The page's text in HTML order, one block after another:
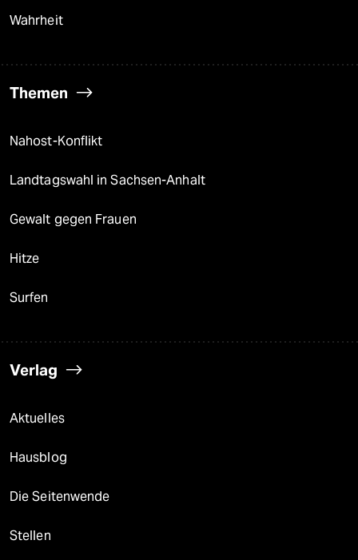
Wahrheit
Themen
Nahost-Konflikt
Landtagswahl in Sachsen-Anhalt
Gewalt gegen Frauen
Hitze
Surfen
Verlag
Aktuelles
Hausblog
Die Seitenwende
Stellen